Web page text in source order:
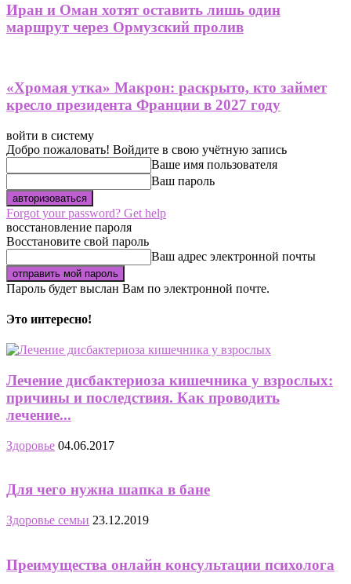
Иран и Оман хотят оставить лишь один
маршрут через Ормузский пролив
«Хромая утка» Макрон: раскрыто, кто займет
кресло президента Франции в 2027 году
войти в систему
Добро пожаловать! Войдите в свою учётную запись
Ваше имя пользователя
Ваш пароль
Forgot your password? Get help
восстановление пароля
Восстановите свой пароль
Ваш адрес электронной почты
Пароль будет выслан Вам по электронной почте.
Это интересно!
Лечение дисбактериоза кишечника у взрослых:
причины и последствия. Как проводить
лечение...
Здоровье 04.06.2017
Для чего нужна шапка в бане
Здоровье семьи 23.12.2019
Преимущества онлайн консультации психолога